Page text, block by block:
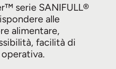
serie SANIFULL®
alle
alimentare,
facilità di